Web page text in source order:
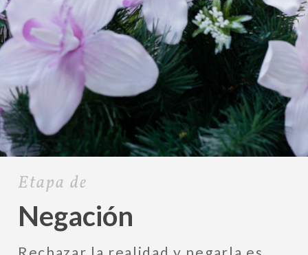
Etapa de
Negación